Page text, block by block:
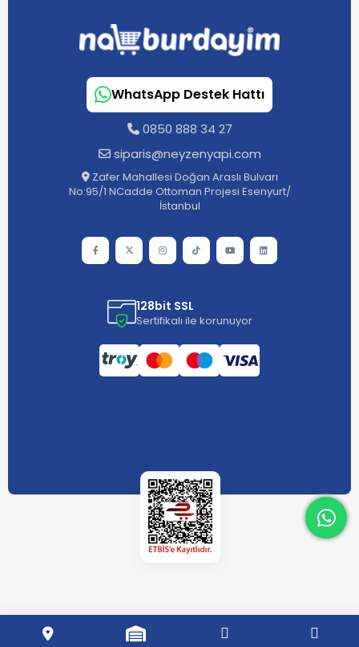
WhatsApp Destek Hattı
0850 888 34 27
siparis@neyzenyapi.com
Zafer Mahallesi Doğan Araslı Bulvarı
No:95/1 NCadde Ottoman Projesi Esenyurt/
İstanbul
128bit SSL
Sertifikalı ile korunuyor